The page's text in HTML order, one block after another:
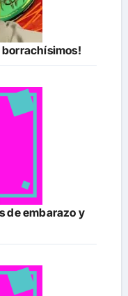
borrachísimos!
de embarazo y